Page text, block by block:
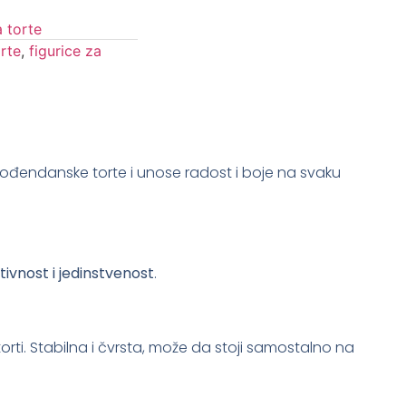
torte
, figurice za
torte i unose radost i boje na svaku
i jedinstvenost.
Stabilna i čvrsta, može da stoji samostalno na